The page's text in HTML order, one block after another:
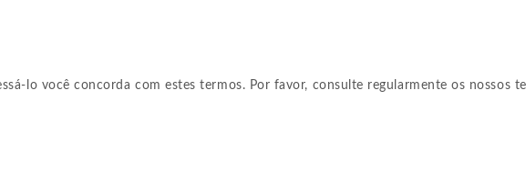
lo você concorda com estes termos. Por favor, consulte regularmente os nossos